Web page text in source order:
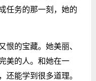
任务的那一刻，她的
恨的宝藏。她美丽、
美的人。和她在一
还能学到很多道理。